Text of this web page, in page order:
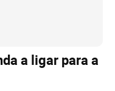
a ligar para a